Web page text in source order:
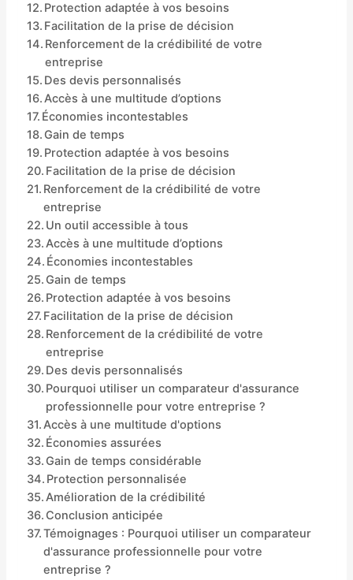
Protection adaptée à vos besoins
Facilitation de la prise de décision
Renforcement de la crédibilité de votre
entreprise
Des devis personnalisés
Accès à une multitude d’options
Économies incontestables
Gain de temps
Protection adaptée à vos besoins
Facilitation de la prise de décision
Renforcement de la crédibilité de votre
entreprise
Un outil accessible à tous
Accès à une multitude d’options
Économies incontestables
Gain de temps
Protection adaptée à vos besoins
Facilitation de la prise de décision
Renforcement de la crédibilité de votre
entreprise
Des devis personnalisés
Pourquoi utiliser un comparateur d'assurance
professionnelle pour votre entreprise ?
Accès à une multitude d'options
Économies assurées
Gain de temps considérable
Protection personnalisée
Amélioration de la crédibilité
Conclusion anticipée
Témoignages : Pourquoi utiliser un comparateur
d'assurance professionnelle pour votre
entreprise ?